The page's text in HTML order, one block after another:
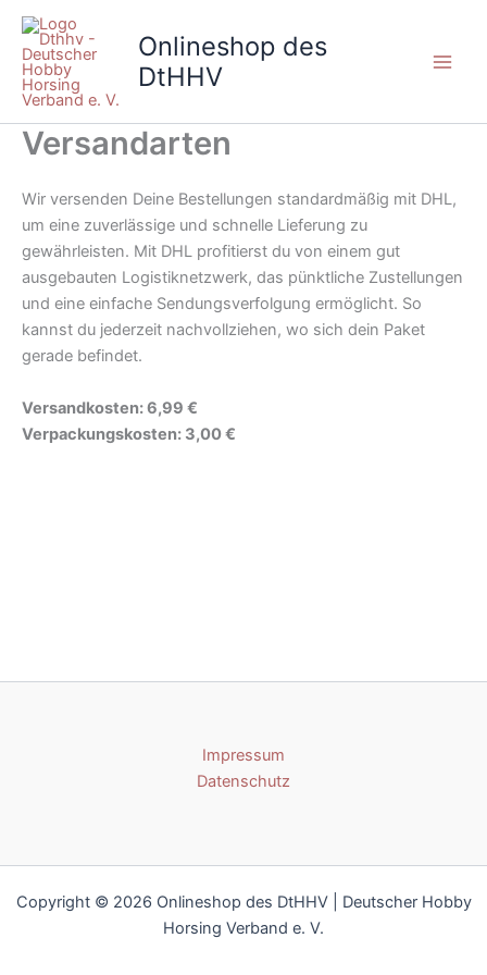
Zum
Inhalt
springen
Onlineshop des
DtHHV
Versandarten
Wir versenden Deine Bestellungen standardmäßig mit DHL,
um eine zuverlässige und schnelle Lieferung zu
gewährleisten. Mit DHL profitierst du von einem gut
ausgebauten Logistiknetzwerk, das pünktliche Zustellungen
und eine einfache Sendungsverfolgung ermöglicht. So
kannst du jederzeit nachvollziehen, wo sich dein Paket
gerade befindet.
Versandkosten: 6,99 €
Verpackungskosten: 3,00 €
Impressum
Datenschutz
Copyright © 2026 Onlineshop des DtHHV | Deutscher Hobby
Horsing Verband e. V.